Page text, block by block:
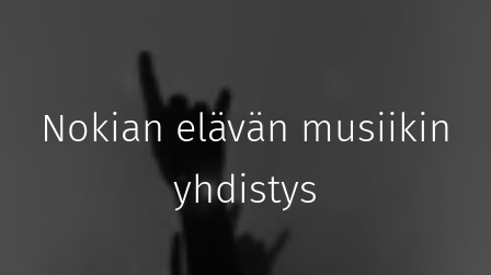
Nokian elävän musiikin
yhdistys